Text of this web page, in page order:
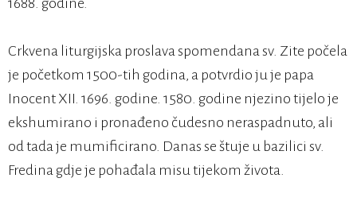
1688. godine.
Crkvena liturgijska proslava spomendana sv. Zite počela
je početkom 1500-tih godina, a potvrdio ju je papa
Inocent XII. 1696. godine. 1580. godine njezino tijelo je
ekshumirano i pronađeno čudesno neraspadnuto, ali
od tada je mumificirano. Danas se štuje u bazilici sv.
Fredina gdje je pohađala misu tijekom života.